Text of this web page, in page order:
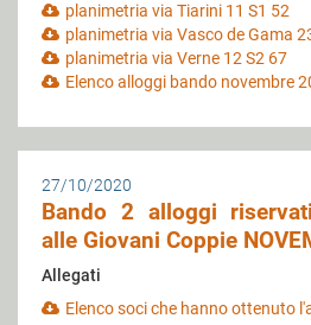
planimetria via Tiarini 11 S1 52
planimetria via Vasco de Gama
planimetria via Verne 12 S2 67
Elenco alloggi bando novembre
27/10/2020
Bando 2 alloggi
alle Giovani Coppie
Allegati
Elenco soci che hanno ottenuto